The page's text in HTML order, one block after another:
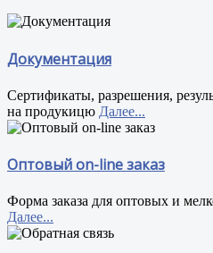
Документация
Сертификаты, разрешения,
на продукицю Далее...
Оптовый on-line заказ
Форма заказа для оптовых и
Далее...